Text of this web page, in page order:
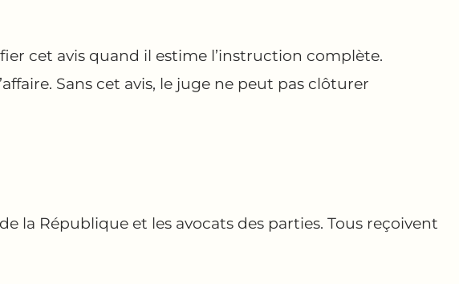
cet avis quand il estime l’instruction complète.
Sans cet avis, le juge ne peut pas clôturer
la République et les avocats des parties. Tous reçoivent